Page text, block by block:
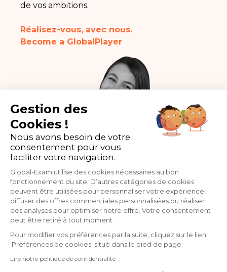
de vos ambitions.
Réalisez-vous, avec nous.
Become a GlobalPlayer
Gestion des
Cookies !
Nous avons besoin de votre
consentement pour vous
faciliter votre navigation.
Global-Exam utilise des cookies nécessaires au bon
fonctionnement du site. D’autres catégories de cookies
peuvent être utilisées pour personnaliser votre expérience,
diffuser des offres commerciales personnalisées ou réaliser
des analyses pour optimiser notre offre. Votre consentement
peut être retiré à tout moment.
Pour modifier vos préférences par la suite, cliquez sur le lien
'Préférences de cookies' situé dans le pied de page.
Lire notre politique de confidentialité